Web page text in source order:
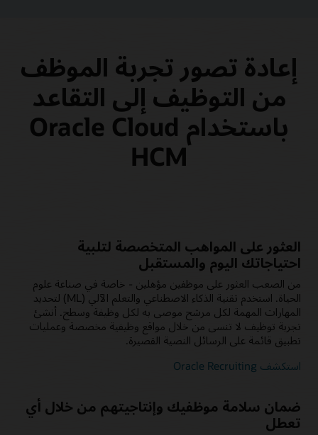
إعادة تصور تجربة الموظف
من التوظيف إلى التقاعد
باستخدام Oracle Cloud
HCM
العثور على المواهب المتخصصة لتلبية
احتياجاتك اليوم والمستقبل
من الصعب العثور على موظفين مؤهلين - خاصة في صناعة علوم
الحياة. استخدم تقنية الذكاء الاصطناعي والتعلم الآلي (ML) لتحديد
المهارات المهمة لكل مرشح موصى به لكل وظيفة وسطح. أنشئ
تجربة توظيف لا تنسى من خلال مواقع وظيفية مخصصة وعمليات
تطبيق قائمة على الرسائل النصية القصيرة.
استكشف Oracle Recruiting
ضمان سلامة موظفيك وإنتاجيتهم من خلال أي
تعطل